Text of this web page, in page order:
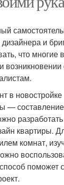
и
что многие
в новостройке
— составление
квартиры.
комнат,
поможет